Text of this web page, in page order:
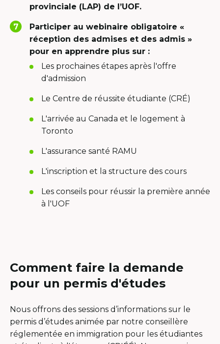
new
provinciale (LAP) de l’UOF.
Participer au webinaire obligatoire «
réception des admises et des admis »
pour en apprendre plus sur :
Les prochaines étapes après l'offre
d'admission
Le Centre de réussite étudiante (CRÉ)
L'arrivée au Canada et le logement à
Toronto
L'assurance santé RAMU
L'inscription et la structure des cours
Les conseils pour réussir la première année
à l'UOF
Comment faire la demande
pour un permis d'études
Nous offrons des sessions d’informations sur le
permis d’études animée par notre conseillère
réglementée en immigration pour les étudiantes